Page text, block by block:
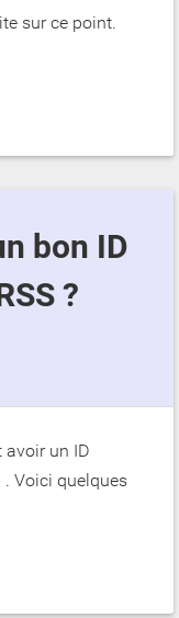
sur ce point.
?
avoir un ID
. Voici quelques